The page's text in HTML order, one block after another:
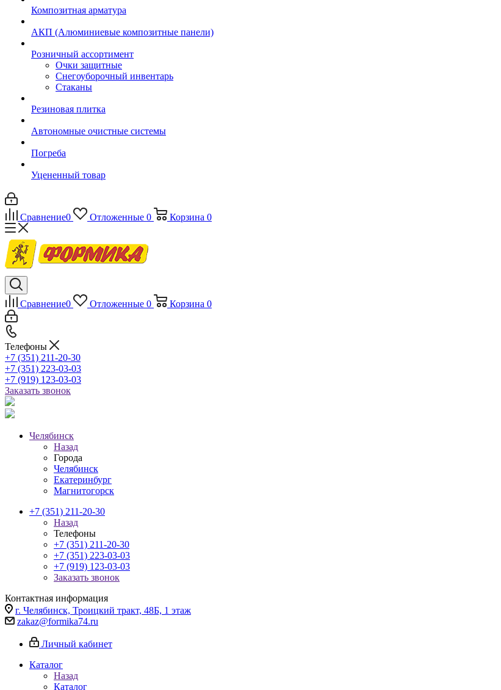
Композитная арматура
АКП (Алюминиевые композитные панели)
Розничный ассортимент
Очки защитные
Снегоуборочный инвентарь
Стаканы
Резиновая плитка
Автономные очистные системы
Погреба
Уцененный товар
Сравнение0 Отложенные 0 Корзина 0
Сравнение0 Отложенные 0 Корзина 0
Телефоны
+7 (351) 211-20-30
+7 (351) 223-03-03
+7 (919) 123-03-03
Заказать звонок
Челябинск
Назад
Города
Челябинск
Екатеринбург
Магнитогорск
+7 (351) 211-20-30
Назад
Телефоны
+7 (351) 211-20-30
+7 (351) 223-03-03
+7 (919) 123-03-03
Заказать звонок
Контактная информация
г. Челябинск, Троицкий тракт, 48Б, 1 этаж
zakaz@formika74.ru
Личный кабинет
Каталог
Назад
Каталог